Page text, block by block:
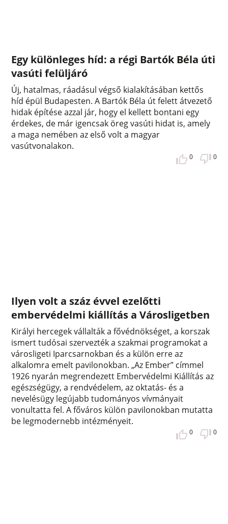
Egy különleges híd: a régi Bartók Béla úti
vasúti felüljáró
Új, hatalmas, ráadásul végső kialakításában kettős
híd épül Budapesten. A Bartók Béla út felett átvezető
hidak építése azzal jár, hogy el kellett bontani egy
érdekes, de már igencsak öreg vasúti hidat is, amely
a maga nemében az első volt a magyar
vasútvonalakon.
0 0
Ilyen volt a száz évvel ezelőtti
embervédelmi kiállítás a Városligetben
Királyi hercegek vállalták a fővédnökséget, a korszak
ismert tudósai szervezték a szakmai programokat a
városligeti Iparcsarnokban és a külön erre az
alkalomra emelt pavilonokban. „Az Ember” címmel
1926 nyarán megrendezett Embervédelmi Kiállítás az
egészségügy, a rendvédelem, az oktatás- és a
nevelésügy legújabb tudományos vívmányait
vonultatta fel. A főváros külön pavilonokban mutatta
be legmodernebb intézményeit.
0 0